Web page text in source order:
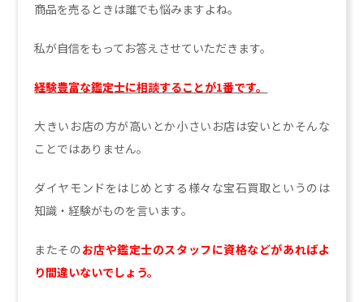
商品を売るときは誰でも悩みますよね。
私が自信をもってお答えさせていただきます。
経験豊富な鑑定士に相談することが1番です。
大きいお店の方が高いとか小さいお店は安いとかそんな
ことではありません。
ダイヤモンドをはじめとする様々な宝石買取というのは
知識・経験がものを言います。
またその お店や鑑定士のスタッフに資格などがあればよ
り間違いないでしょう。